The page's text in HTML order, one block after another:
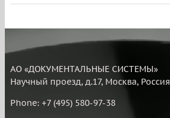
АО «ДОКУМЕНТАЛЬНЫЕ СИСТЕМЫ»
Научный проезд, д.17, Москва, Россия
Phone: +7 (495) 580-97-38